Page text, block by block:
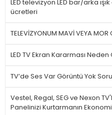
LED televizyon LED bar/arka
ücretleri
TELEVİZYONUM MAVİ VEYA MOR
LED TV Ekran Kararması
TV’de Ses Var Görüntü Yok
Vestel, Regal, SEG ve Nexon
Panelinizi Kurtarmanın